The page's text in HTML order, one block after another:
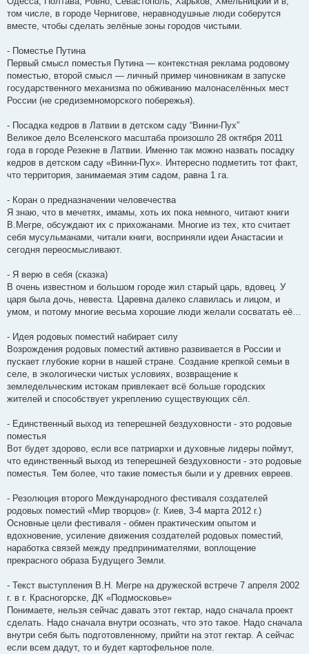
том числе, в городе Чернигове, неравнодушные люди соберутся
вместе, чтобы сделать зелёные зоны городов чистыми.
- Поместье Путина
Первый смысл поместья Путина — контекстная реклама родовому
поместью, второй смысл — личный пример чиновникам в запуске
государственного механизма по обживанию малонаселённых мест
России (не средиземноморского побережья).
- Посадка кедров в Латвии в детском саду “Винни-Пух”
Великое дело Вселенского масштаба произошло 28 октября 2011
года в городе Резекне в Латвии. Именно так можно назвать посадку
кедров в детском саду «Винни-Пух». Интересно подметить тот факт,
что территория, занимаемая этим садом, равна 1 га.
- Коран о предназначении человечества
Я знаю, что в мечетях, имамы, хоть их пока немного, читают книги
В.Мегре, обсуждают их с прихожанами. Многие из тех, кто считает
себя мусульманами, читали книги, восприняли идеи Анастасии и
сегодня переосмысливают.
- Я верю в себя (сказка)
В очень известном и большом городе жил старый царь, вдовец. У
царя была дочь, невеста. Царевна далеко славилась и лицом, и
умом, и потому многие весьма хорошие люди желали сосватать её…
- Идея родовых поместий набирает силу
Возрождения родовых поместий активно развивается в России и
пускает глубокие корни в нашей стране. Создание крепкой семьи в
селе, в экологически чистых условиях, возвращение к
земледельческим истокам привлекает всё больше городских
жителей и способствует укреплению существующих сёл.
- Единственный выход из теперешней бездуховности - это родовые
поместья
Вот будет здорово, если все патриархи и духовные лидеры поймут,
что единственный выход из теперешней бездуховности - это родовые
поместья. Тем более, что такие поместья были и у древних евреев.
- Резолюция второго Международного фестиваля создателей
родовых поместий «Мир творцов» (г. Киев, 3-4 марта 2012 г.)
Основные цели фестиваля - обмен практическим опытом и
вдохновение, усиление движения создателей родовых поместий,
наработка связей между предпринимателями, воплощение
прекрасного образа Будущего Земли.
- Текст выступления В.Н. Мегре на дружеской встрече 7 апреля 2002
г. в г. Красногорске, ДК «Подмосковье»
Понимаете, нельзя сейчас давать этот гектар, надо сначала проект
сделать. Надо сначала внутри осознать, что это такое. Надо сначала
внутри себя быть подготовленному, прийти на этот гектар. А сейчас
если всем дадут, то и будет картофельное поле.